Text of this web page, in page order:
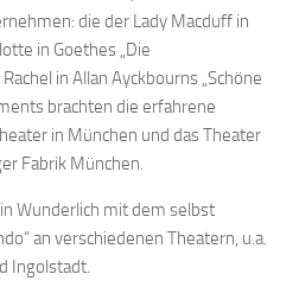
die der Lady Macduff in
in Goethes „Die
in Allan Ayckbourns „Schöne
brachten die erfahrene
in München und das Theater
Fabrik München.
Wunderlich mit dem selbst
an verschiedenen Theatern, u.a.
Ingolstadt.